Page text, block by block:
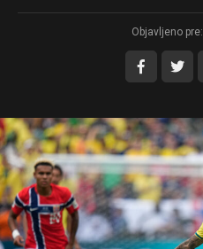
Objavljeno pre: